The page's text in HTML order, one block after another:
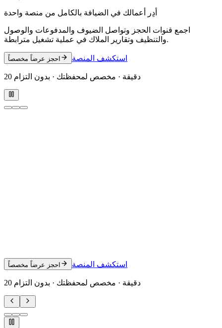
أدِر أعمالك في الضيافة بالكامل من منصة واحدة
اجمع قنوات الحجز وتواصل الضيوف والمدفوعات والوصول
والتنظيف وتقارير الملاك في عملية تشغيل مترابطة.
احجز عرضاً مخصصاً استكشف المنصة
20 دقيقة · مخصص لمحفظتك · بدون التزام
احجز عرضاً مخصصاً استكشف المنصة
20 دقيقة · مخصص لمحفظتك · بدون التزام